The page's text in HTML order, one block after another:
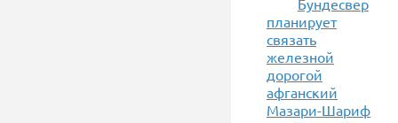
Бундесвер
планирует
связать
железной
дорогой
афганский
Мазари-Шариф